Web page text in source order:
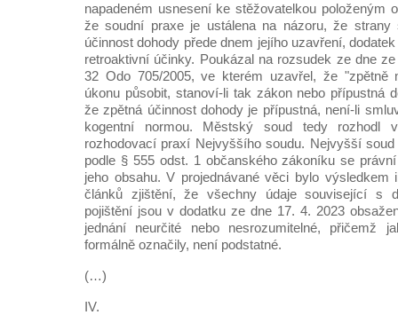
napadeném usnesení ke stěžovatelkou položeným
že soudní praxe je ustálena na názoru, že strany
účinnost dohody přede dnem jejího uzavření,
retroaktivní účinky. Poukázal na rozsudek ze dne
32 Odo 705/2005, ve kterém uzavřel, že "zpětně
úkonu působit, stanoví-li tak zákon nebo přípustná
že zpětná účinnost dohody je přípustná, není-li
kogentní normou. Městský soud tedy rozhodl
rozhodovací praxí Nejvyššího soudu. Nejvyšší
podle § 555 odst. 1 občanského zákoníku se
jeho obsahu. V projednávané věci bylo výsledkem
článků zjištění, že všechny údaje související s
pojištění jsou v dodatku ze dne 17. 4. 2023
jednání neurčité nebo nesrozumitelné, přičemž
formálně označily, není podstatné.
(…)
IV.